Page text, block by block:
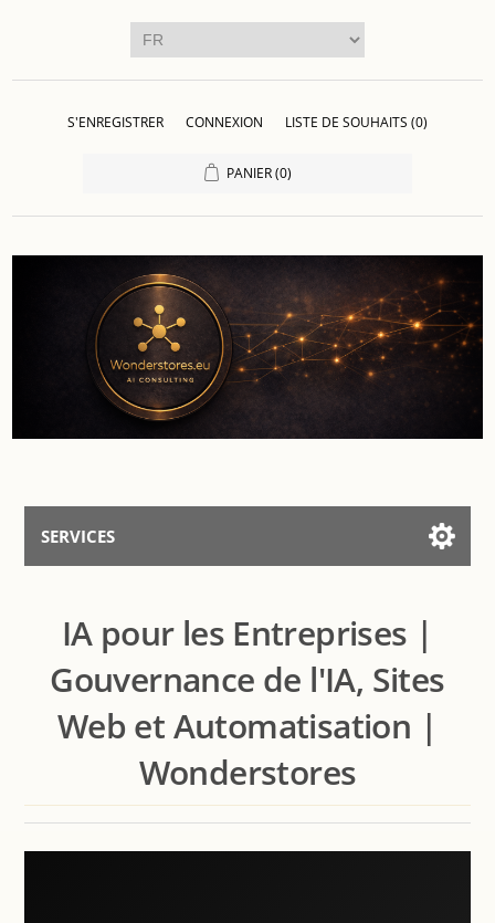
S'ENREGISTRER CONNEXION LISTE DE SOUHAITS (0)
PANIER (0)
SERVICES
Parler avec l’Assistant
IA pour les Entreprises |
Gouvernance de l'IA, Sites
Web et Automatisation |
Wonderstores